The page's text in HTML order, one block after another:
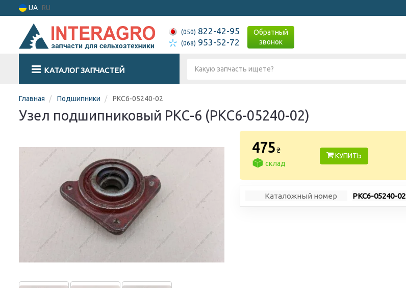
UA RU
(050) 822-42-95
(068) 953-52-72
Обратный
звонок
КАТАЛОГ ЗАПЧАСТЕЙ
Главная Подшипники РКС6-05240-02
Узел подшипниковый РКС-6 (РКС6-05240-02)
475 ₴
склад
КУПИТЬ
Каталожный номер РКС6-05240-02